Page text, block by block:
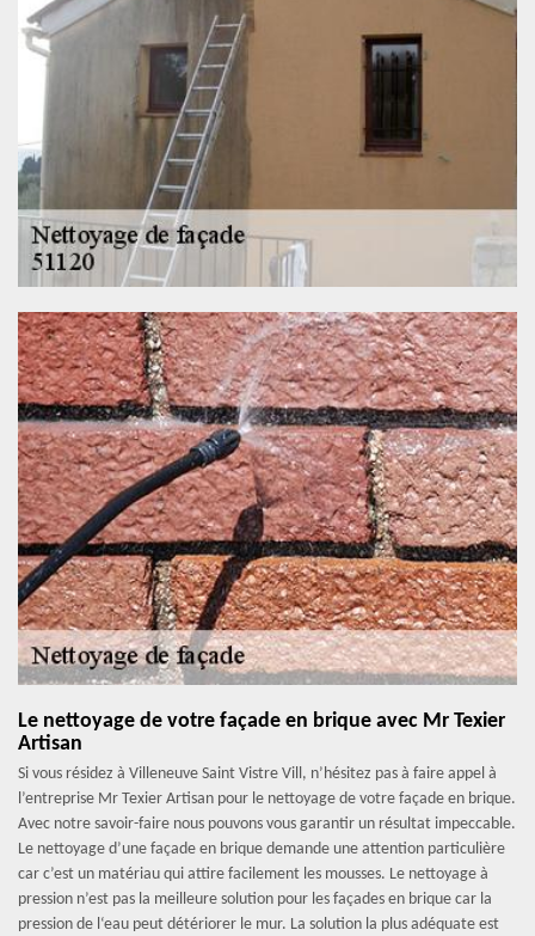
Le nettoyage de votre façade en brique avec Mr Texier
Artisan
Si vous résidez à Villeneuve Saint Vistre Vill, n’hésitez pas à faire appel à
l’entreprise Mr Texier Artisan pour le nettoyage de votre façade en brique.
Avec notre savoir-faire nous pouvons vous garantir un résultat impeccable.
Le nettoyage d’une façade en brique demande une attention particulière
car c’est un matériau qui attire facilement les mousses. Le nettoyage à
pression n’est pas la meilleure solution pour les façades en brique car la
pression de l‘eau peut détériorer le mur. La solution la plus adéquate est